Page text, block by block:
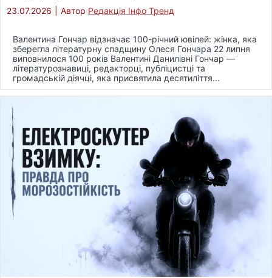
23.07.2026 Автор Редакція Інфо Тренд
Валентина Гончар відзначає 100-річний ювілей: жінка, яка
зберегла літературну спадщину Олеся Гончара 22 липня
виповнилося 100 років Валентині Данилівні Гончар —
літературознавиці, редакторці, публіцистці та
громадській діячці, яка присвятила десятиліття...